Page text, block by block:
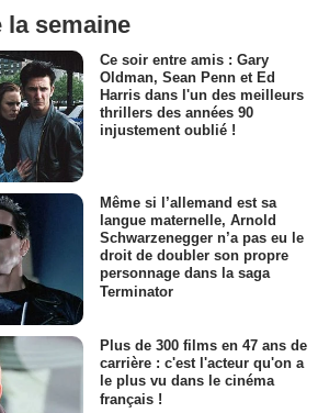
la semaine
Ce soir entre amis : Gary
Oldman, Sean Penn et Ed
Harris dans l'un des meilleurs
thrillers des années 90
injustement oublié !
Même si l’allemand est sa
langue maternelle, Arnold
Schwarzenegger n’a pas eu le
droit de doubler son propre
personnage dans la saga
Terminator
Plus de 300 films en 47 ans de
carrière : c'est l'acteur qu'on a
le plus vu dans le cinéma
français !